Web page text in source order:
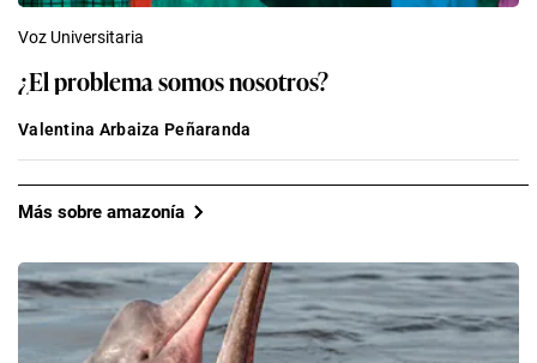
Voz Universitaria
¿El problema somos nosotros?
Valentina Arbaiza Peñaranda
Más sobre amazonía